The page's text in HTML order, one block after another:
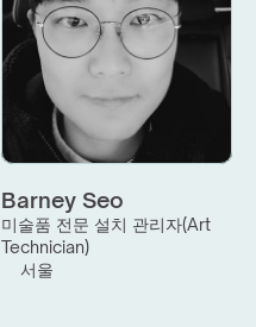
Barney Seo
미술품 전문 설치 관리자(Art
Technician)
서울